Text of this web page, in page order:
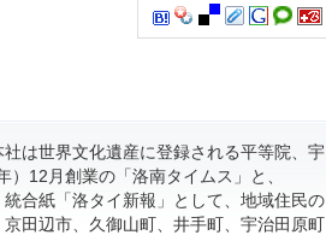
は世界文化遺産に登録される平等院、宇
12月創業の「洛南タイムス」と、
合紙「洛タイ新報」として、地域住民の
田辺市、久御山町、井手町、宇治田原町